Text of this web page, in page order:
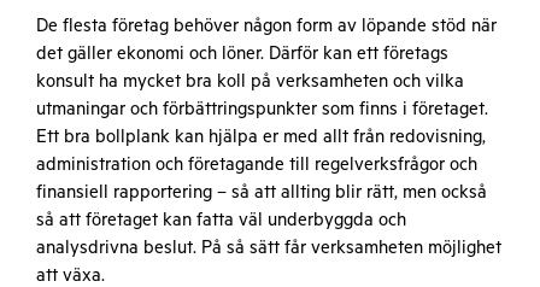
De flesta företag behöver någon form av löpande stöd när
det gäller ekonomi och löner. Därför kan ett företags
konsult ha mycket bra koll på verksamheten och vilka
utmaningar och förbättringspunkter som finns i företaget.
Ett bra bollplank kan hjälpa er med allt från redovisning,
administration och företagande till regelverksfrågor och
finansiell rapportering – så att allting blir rätt, men också
så att företaget kan fatta väl underbyggda och
analysdrivna beslut. På så sätt får verksamheten möjlighet
att växa.